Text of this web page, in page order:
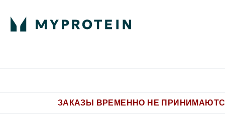
ЗАКАЗЫ ВРЕМЕННО НЕ